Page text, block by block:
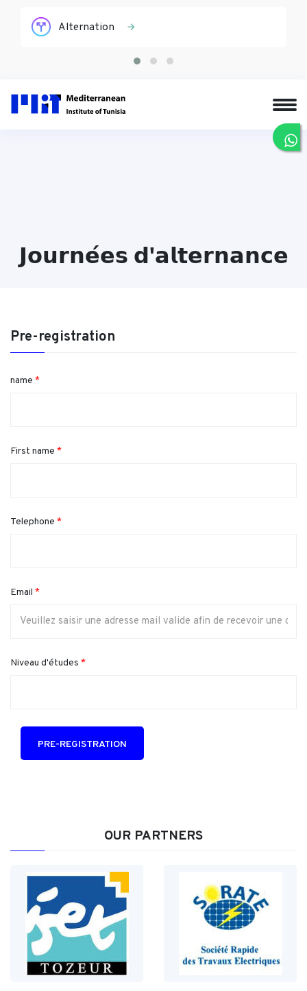
Alternation
𝗝𝗼𝘂𝗿𝗻𝗲́𝗲𝘀 𝗱'𝗮𝗹𝘁𝗲𝗿𝗻𝗮𝗻𝗰𝗲
Pre-registration
name *
First name *
Telephone *
Email *
Niveau d'études *
PRE-REGISTRATION
OUR PARTNERS